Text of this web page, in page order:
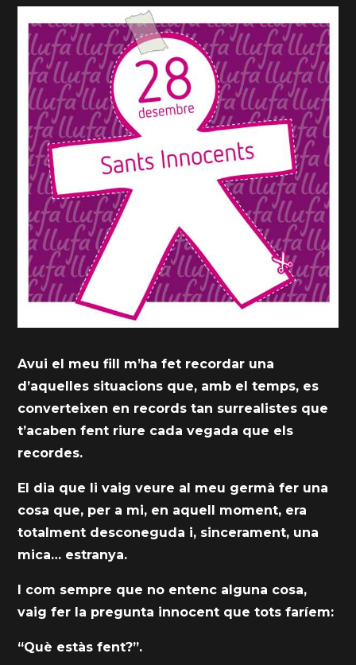
Avui el meu fill m’ha fet recordar una
d’aquelles situacions que, amb el temps, es
converteixen en records tan surrealistes que
t’acaben fent riure cada vegada que els
recordes.
El dia que li vaig veure al meu germà fer una
cosa que, per a mi, en aquell moment, era
totalment desconeguda i, sincerament, una
mica… estranya.
I com sempre que no entenc alguna cosa,
vaig fer la pregunta innocent que tots faríem:
“Què estàs fent?”.